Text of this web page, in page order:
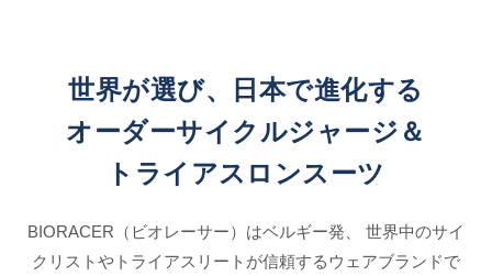
世界が選び、日本で進化する
オーダーサイクルジャージ＆
トライアスロンスーツ
BIORACER（ビオレーサー）はベルギー発、 世界中のサイ
クリストやトライアスリートが信頼するウェアブランドで